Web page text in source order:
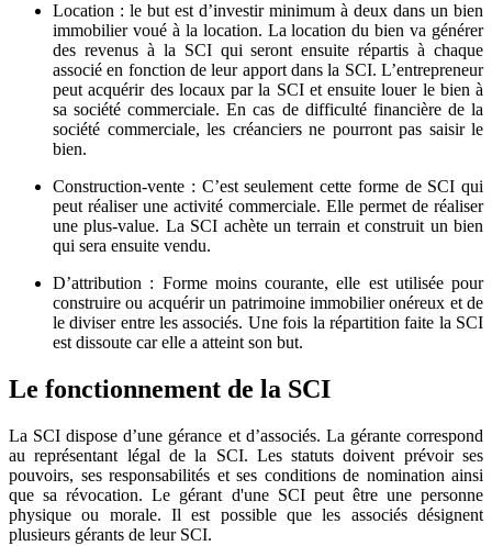
Location : le but est d’investir minimum à deux dans un bien
immobilier voué à la location. La location du bien va générer
des revenus à la SCI qui seront ensuite répartis à chaque
associé en fonction de leur apport dans la SCI. L’entrepreneur
peut acquérir des locaux par la SCI et ensuite louer le bien à
sa société commerciale. En cas de difficulté financière de la
société commerciale, les créanciers ne pourront pas saisir le
bien.
Construction-vente : C’est seulement cette forme de SCI qui
peut réaliser une activité commerciale. Elle permet de réaliser
une plus-value. La SCI achète un terrain et construit un bien
qui sera ensuite vendu.
D’attribution : Forme moins courante, elle est utilisée pour
construire ou acquérir un patrimoine immobilier onéreux et de
le diviser entre les associés. Une fois la répartition faite la SCI
est dissoute car elle a atteint son but.
Le fonctionnement de la SCI
La SCI dispose d’une gérance et d’associés. La gérante correspond
au représentant légal de la SCI. Les statuts doivent prévoir ses
pouvoirs, ses responsabilités et ses conditions de nomination ainsi
que sa révocation. Le gérant d'une SCI peut être une personne
physique ou morale. Il est possible que les associés désignent
plusieurs gérants de leur SCI.